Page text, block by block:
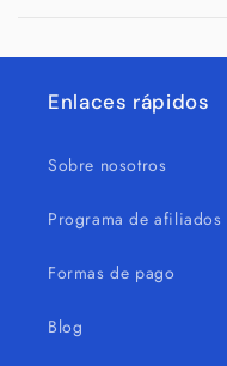
Enlaces rápidos
Sobre nosotros
Programa de afiliados
Formas de pago
Blog